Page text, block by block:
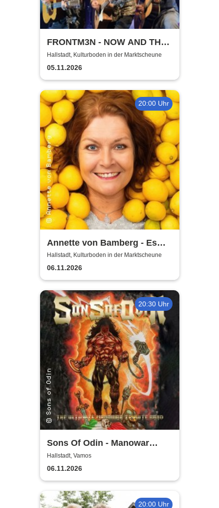
FRONTM3N - NOW AND TH3N
- Tour 2026
Hallstadt, Kulturboden in der Marktscheune
05.11.2026
20:00 Uhr
Annette von Bamberg - Es
gibt ein Leben über 50, 60...
jedenfalls für Frauen!
Hallstadt, Kulturboden in der Marktscheune
06.11.2026
20:30 Uhr
Sons Of Odin - Manowar
Tribute
Hallstadt, Vamos
06.11.2026
20:00 Uhr